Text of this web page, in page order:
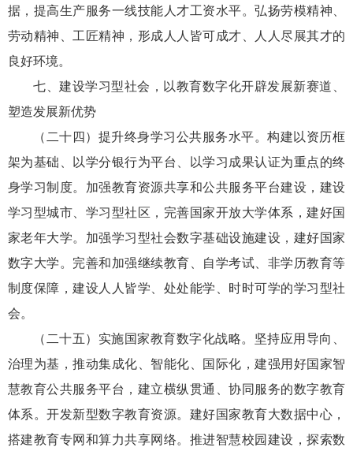
据，提高生产服务一线技能人才工资水平。弘扬劳模精神、
劳动精神、工匠精神，形成人人皆可成才、人人尽展其才的
良好环境。
七、建设学习型社会，以教育数字化开辟发展新赛道、
塑造发展新优势
（二十四）提升终身学习公共服务水平。构建以资历框
架为基础、以学分银行为平台、以学习成果认证为重点的终
身学习制度。加强教育资源共享和公共服务平台建设，建设
学习型城市、学习型社区，完善国家开放大学体系，建好国
家老年大学。加强学习型社会数字基础设施建设，建好国家
数字大学。完善和加强继续教育、自学考试、非学历教育等
制度保障，建设人人皆学、处处能学、时时可学的学习型社
会。
（二十五）实施国家教育数字化战略。坚持应用导向、
治理为基，推动集成化、智能化、国际化，建强用好国家智
慧教育公共服务平台，建立横纵贯通、协同服务的数字教育
体系。开发新型数字教育资源。建好国家教育大数据中心，
搭建教育专网和算力共享网络。推进智慧校园建设，探索数